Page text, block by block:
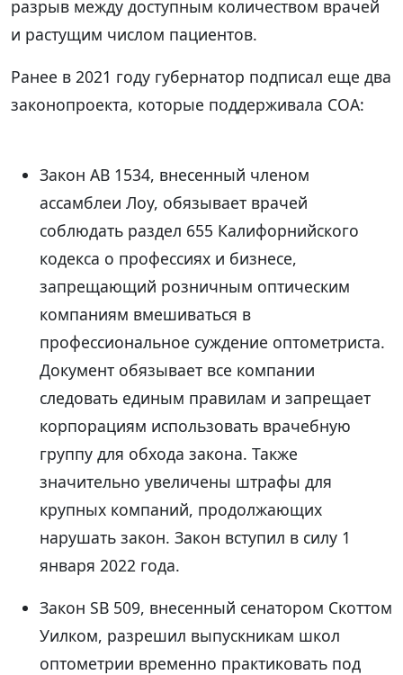
разрыв между доступным количеством врачей
и растущим числом пациентов.
Ранее в 2021 году губернатор подписал еще два
законопроекта, которые поддерживала COA:
Закон AB 1534, внесенный членом
ассамблеи Лоу, обязывает врачей
соблюдать раздел 655 Калифорнийского
кодекса о профессиях и бизнесе,
запрещающий розничным оптическим
компаниям вмешиваться в
профессиональное суждение оптометриста.
Документ обязывает все компании
следовать единым правилам и запрещает
корпорациям использовать врачебную
группу для обхода закона. Также
значительно увеличены штрафы для
крупных компаний, продолжающих
нарушать закон. Закон вступил в силу 1
января 2022 года.
Закон SB 509, внесенный сенатором Скоттом
Уилком, разрешил выпускникам школ
оптометрии временно практиковать под